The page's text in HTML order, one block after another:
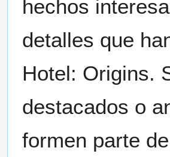
hechos
detalles que
Hotel: Origins.
destacados o
formen parte